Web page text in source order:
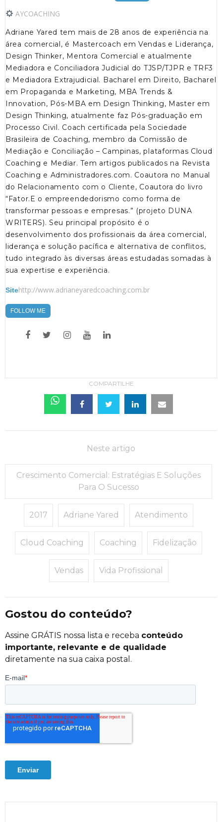
AYCOACHING
Adriane Yared tem mais de 28 anos de experiência na
área comercial, é Mastercoach em Vendas e Liderança,
Design Thinker, Mentora Comercial e atualmente
Mediadora e Conciliadora Judicial do TJSP/TJPR e TRF3
e Mediadora Extrajudicial. Bacharel em Direito, Bacharel
em Propaganda e Marketing, MBA Trends &
Innovation, Pós-MBA em Design Thinking, Master em
Design Thinking, atualmente faz Pós-graduação em
Processo Civil. Coach certificada pela Sociedade
Brasileira de Coaching, membro da Comissão de
Mediação e Conciliação – Campinas, plataformas Cloud
Coaching e Mediar. Tem artigos publicados na Revista
Coaching e Administradores.com. Coautora no Manual
do Relacionamento com o Cliente, Coautora do livro
“Fator.E o empreendedorismo como forma de
transformar pessoas e empresas.” (projeto DUNA
WRITERS). Seu principal propósito é o
desenvolvimento dos profissionais da área comercial,
liderança e solução pacífica e alternativa de conflitos,
tudo integrado às diversas áreas estudadas somadas à
sua expertise e experiência.
Sitehttp://www.adrianeyaredcoaching.com.br
FOLLOW ME
COMPARTILHE
Neste artigo
Crescimento Comercial: Estratégias E Soluções
Para O Sucesso
2017 Adriane Yared Atendimento
Cloud Coaching Coaching Fidelização
Vendas Vida Profissional
Gostou do conteúdo?
Assine GRÁTIS nossa lista e receba conteúdo
importante, relevante e de qualidade
diretamente na sua caixa postal.